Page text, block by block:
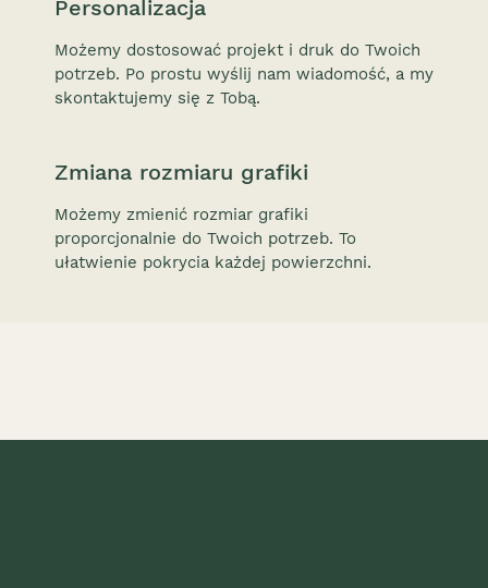
Personalizacja
Możemy dostosować projekt i druk do Twoich
potrzeb. Po prostu wyślij nam wiadomość, a my
skontaktujemy się z Tobą.
Zmiana rozmiaru grafiki
Możemy zmienić rozmiar grafiki
proporcjonalnie do Twoich potrzeb. To
ułatwienie pokrycia każdej powierzchni.